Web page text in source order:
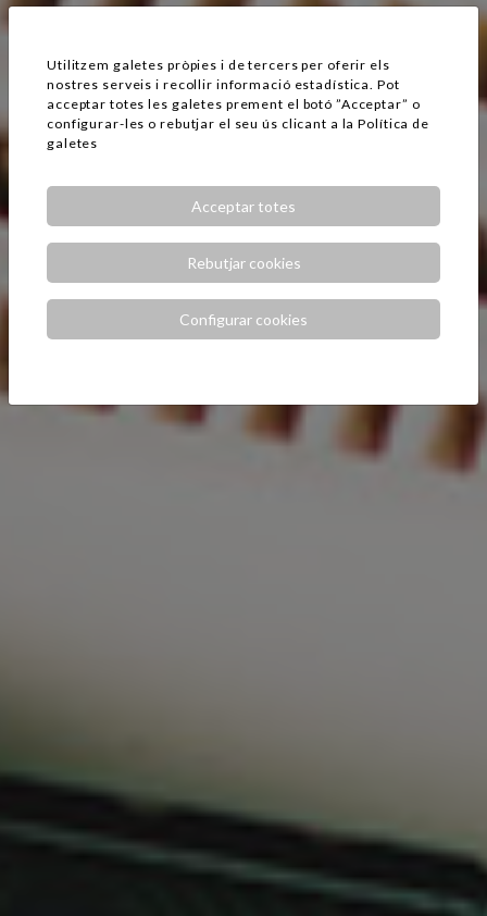
Utilitzem galetes pròpies i de tercers per oferir els
nostres serveis i recollir informació estadística. Pot
acceptar totes les galetes prement el botó ”Acceptar” o
configurar-les o rebutjar el seu ús clicant a laPolítica de
galetes
Acceptar totes
Rebutjar cookies
Configurar cookies